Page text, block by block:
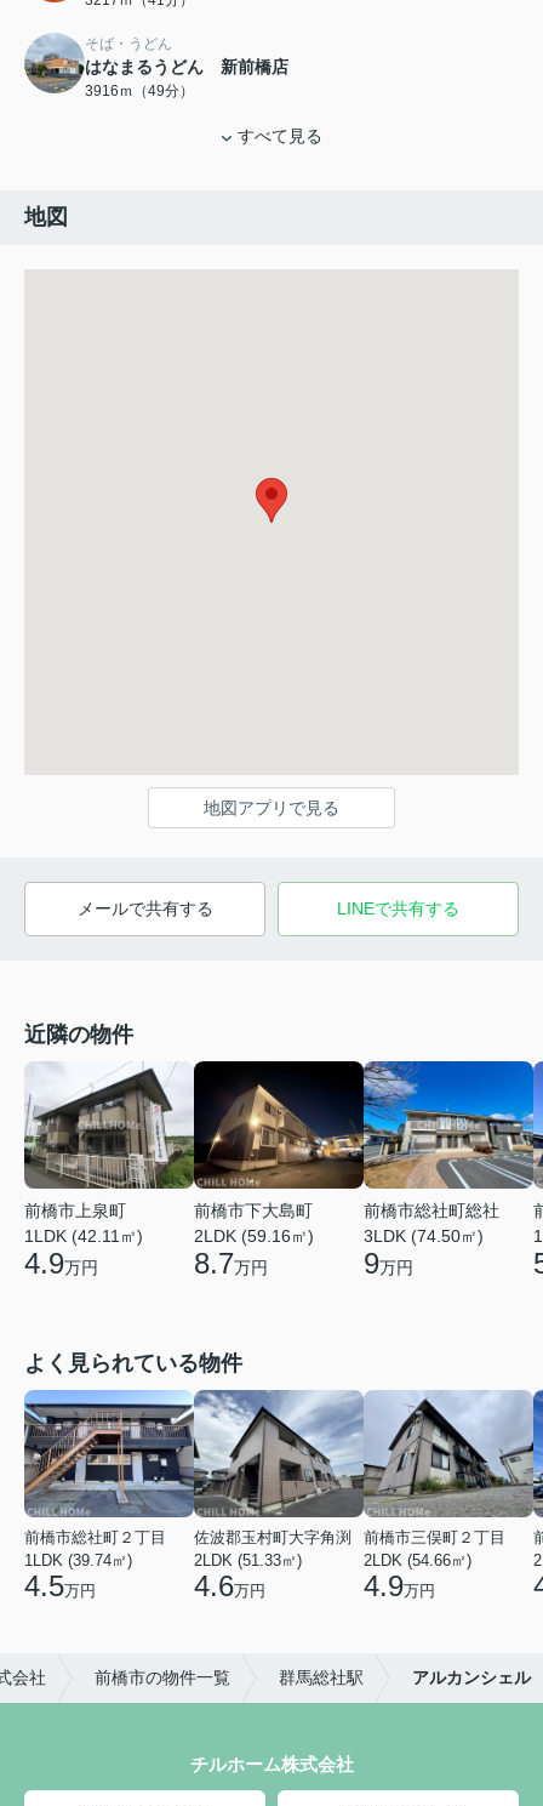
そば・うどん
はなまるうどん 新前橋店
3916ｍ（49分）
すべて見る
地図
地図アプリで見る
メールで共有する LINEで共有する
近隣の物件
前橋市上泉町
1LDK (42.11㎡)
4.9万円
前橋市下大島町
2LDK (59.16㎡)
8.7万円
前橋市総社町総社
3LDK (74.50㎡)
9万円
よく見られている物件
前橋市総社町２丁目
1LDK (39.74㎡)
4.5万円
佐波郡玉村町大字角渕
2LDK (51.33㎡)
4.6万円
前橋市三俣町２丁目
2LDK (54.66㎡)
4.9万円
会社 前橋市の物件一覧 群馬総社駅 アルカンシェル
チルホーム株式会社